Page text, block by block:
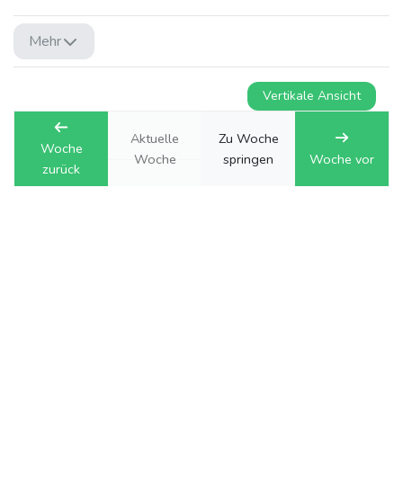
Mehr
Vertikale Ansicht
Woche
zurück
Aktuelle
Woche
Zu Woche
springen
Woche vor